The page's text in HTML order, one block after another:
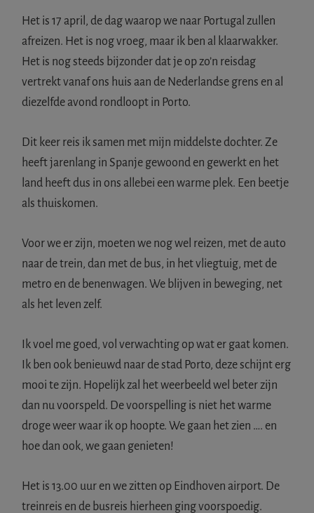
Het is 17 april, de dag waarop we naar Portugal zullen
afreizen. Het is nog vroeg, maar ik ben al klaarwakker.
Het is nog steeds bijzonder dat je op zo’n reisdag
vertrekt vanaf ons huis aan de Nederlandse grens en al
diezelfde avond rondloopt in Porto.
Dit keer reis ik samen met mijn middelste dochter. Ze
heeft jarenlang in Spanje gewoond en gewerkt en het
land heeft dus in ons allebei een warme plek. Een beetje
als thuiskomen.
Voor we er zijn, moeten we nog wel reizen, met de auto
naar de trein, dan met de bus, in het vliegtuig, met de
metro en de benenwagen. We blijven in beweging, net
als het leven zelf.
Ik voel me goed, vol verwachting op wat er gaat komen.
Ik ben ook benieuwd naar de stad Porto, deze schijnt erg
mooi te zijn. Hopelijk zal het weerbeeld wel beter zijn
dan nu voorspeld. De voorspelling is niet het warme
droge weer waar ik op hoopte. We gaan het zien …. en
hoe dan ook, we gaan genieten!
Het is 13.00 uur en we zitten op Eindhoven airport. De
treinreis en de busreis hierheen ging voorspoedig.